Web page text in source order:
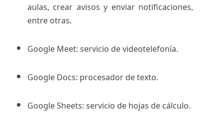
aulas, crear avisos y enviar notificaciones,
entre otras.
Google Meet: servicio de videotelefonía.
Google Docs: procesador de texto.
Google Sheets: servicio de hojas de cálculo.